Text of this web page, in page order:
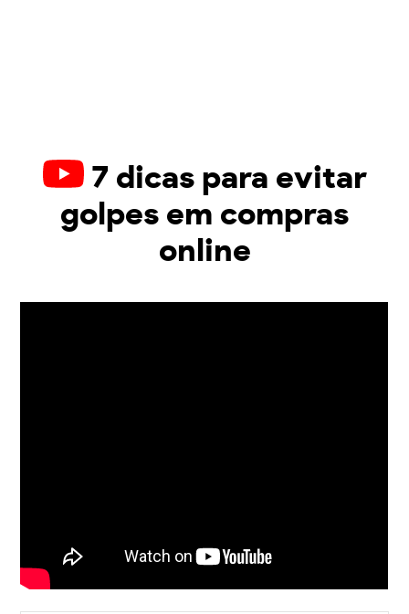
7 dicas para evitar
golpes em compras
online